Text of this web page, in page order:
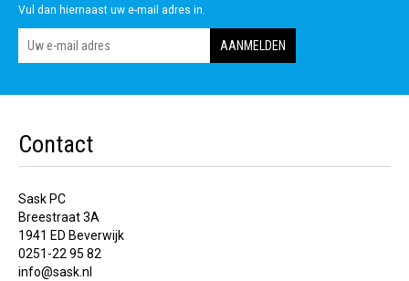
Vul dan hiernaast uw e-mail adres in.
Contact
Sask PC
Breestraat 3A
1941 ED Beverwijk
0251-22 95 82
info@sask.nl